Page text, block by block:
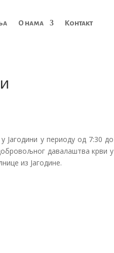
О нама Контакт
Јагодини у периоду од 7:30 до
давалаштва крви у
из Јагодине.